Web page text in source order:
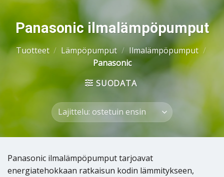
Panasonic ilmalämpöpumput
Tuotteet / Lämpöpumput / Ilmalämpöpumput /
Panasonic
SUODATA
Panasonic ilmalämpöpumput tarjoavat
energiatehokkaan ratkaisun kodin lämmitykseen,